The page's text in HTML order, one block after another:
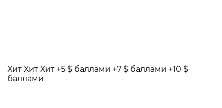
Хит Хит Хит +5 $ баллами +7 $ баллами +10 $
баллами